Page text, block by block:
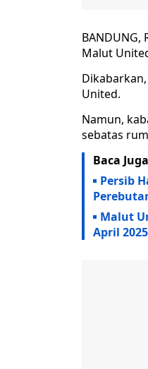
BANDUNG,
Malut
United.
Namun,
sebatas
Baca
Persib
Malut
April 2025